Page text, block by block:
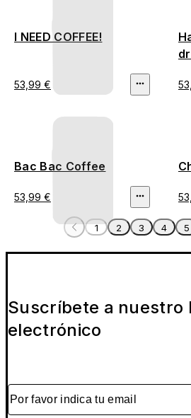
I NEED COFFEE!
53,99 €
Bac Bac Coffee
53,99 €
1 2 3 4 5
Suscríbete a nuestro
electrónico
Por favor indica tu email